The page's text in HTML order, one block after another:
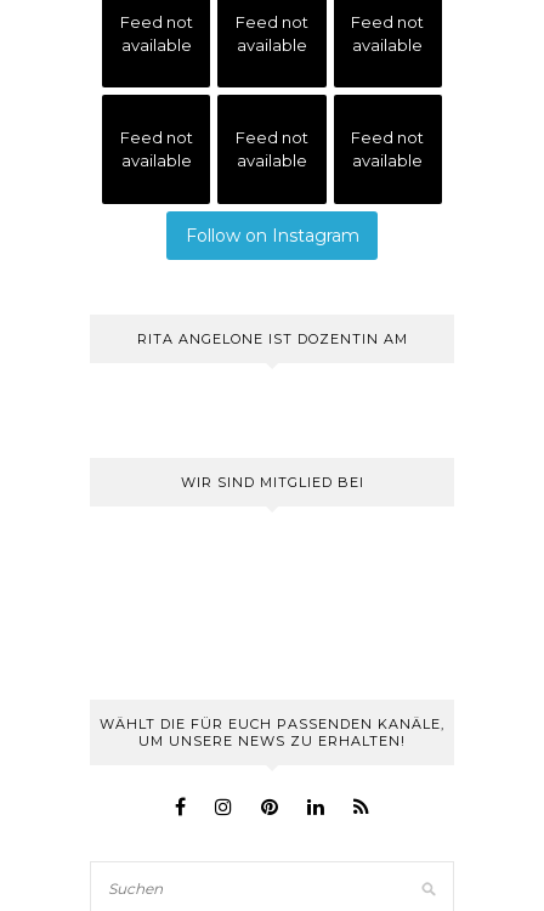
Feed not
available
Feed not
available
Feed not
available
Feed not
available
Feed not
available
Feed not
available
Follow on Instagram
RITA ANGELONE IST DOZENTIN AM
WIR SIND MITGLIED BEI
WÄHLT DIE FÜR EUCH PASSENDEN KANÄLE,
UM UNSERE NEWS ZU ERHALTEN!